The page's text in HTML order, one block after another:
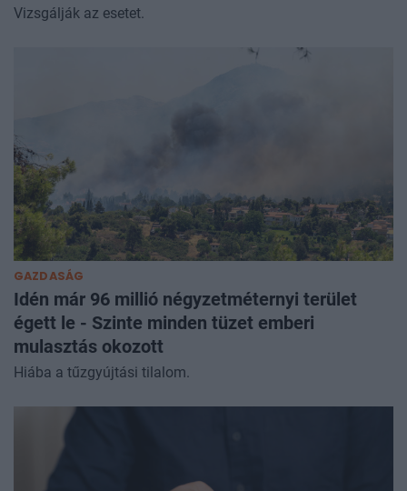
Vizsgálják az esetet.
GAZDASÁG
Idén már 96 millió négyzetméternyi terület
égett le - Szinte minden tüzet emberi
mulasztás okozott
Hiába a tűzgyújtási tilalom.